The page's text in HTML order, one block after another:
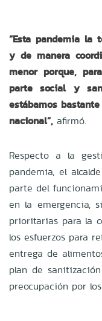
“Esta pandemia la
y de manera
menor porque,
parte social y
estábamos
nacional”, afirmó.
Respecto a la
pandemia, el
parte del
en la emergencia,
prioritarias para la
los esfuerzos para
entrega de
plan de
preocupación por